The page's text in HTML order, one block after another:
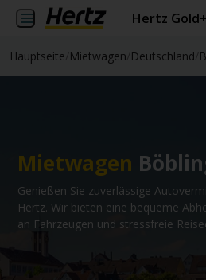
Hertz Gold+
Hauptseite Mietwagen Deutschland
Mietwagen
Genießen Sie zuverlässige
Hertz. Wir bieten eine bequeme
an Fahrzeugen und stressfreie